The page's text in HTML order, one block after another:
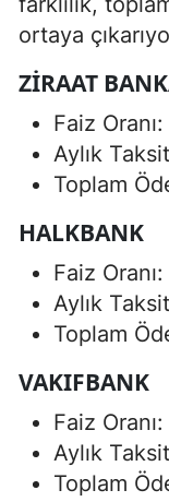
ortaya
ZIRAAT
Faiz
Aylık
Toplam
HALKBANK
Faiz
Aylık
Toplam
VAKIFBANK
Faiz
Aylık
Toplam